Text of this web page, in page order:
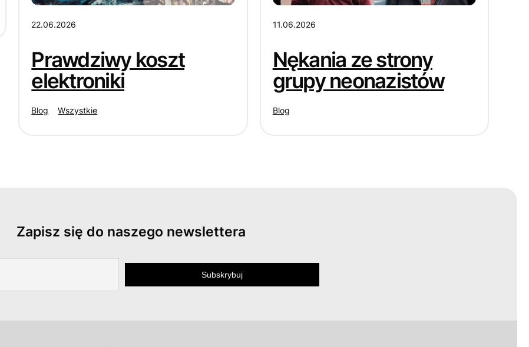
22.06.2026
Prawdziwy koszt
elektroniki
Blog Wszystkie
11.06.2026
Nękania ze strony
grupy neonazistów
Blog
Zapisz się do naszego newslettera